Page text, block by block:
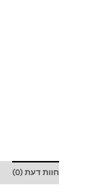
חוות דעת (0)